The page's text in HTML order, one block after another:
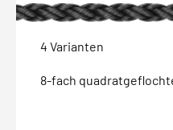
4 Varianten
8-fach